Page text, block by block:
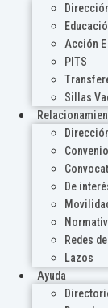
Acción
PITS
Sillas
De
Redes
Lazos
Ayuda